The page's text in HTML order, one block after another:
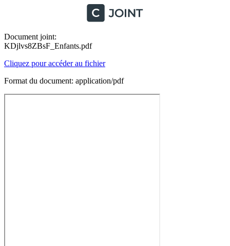
Document joint:
KDjlvs8ZBsF_Enfants.pdf
Cliquez pour accéder au fichier
Format du document: application/pdf